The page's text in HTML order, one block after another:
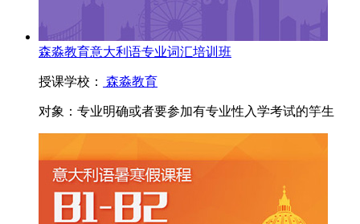
森淼教育意大利语专业词汇培训班
授课学校： 森淼教育
对象： 专业明确或者要参加有专业性入学考试的竽生